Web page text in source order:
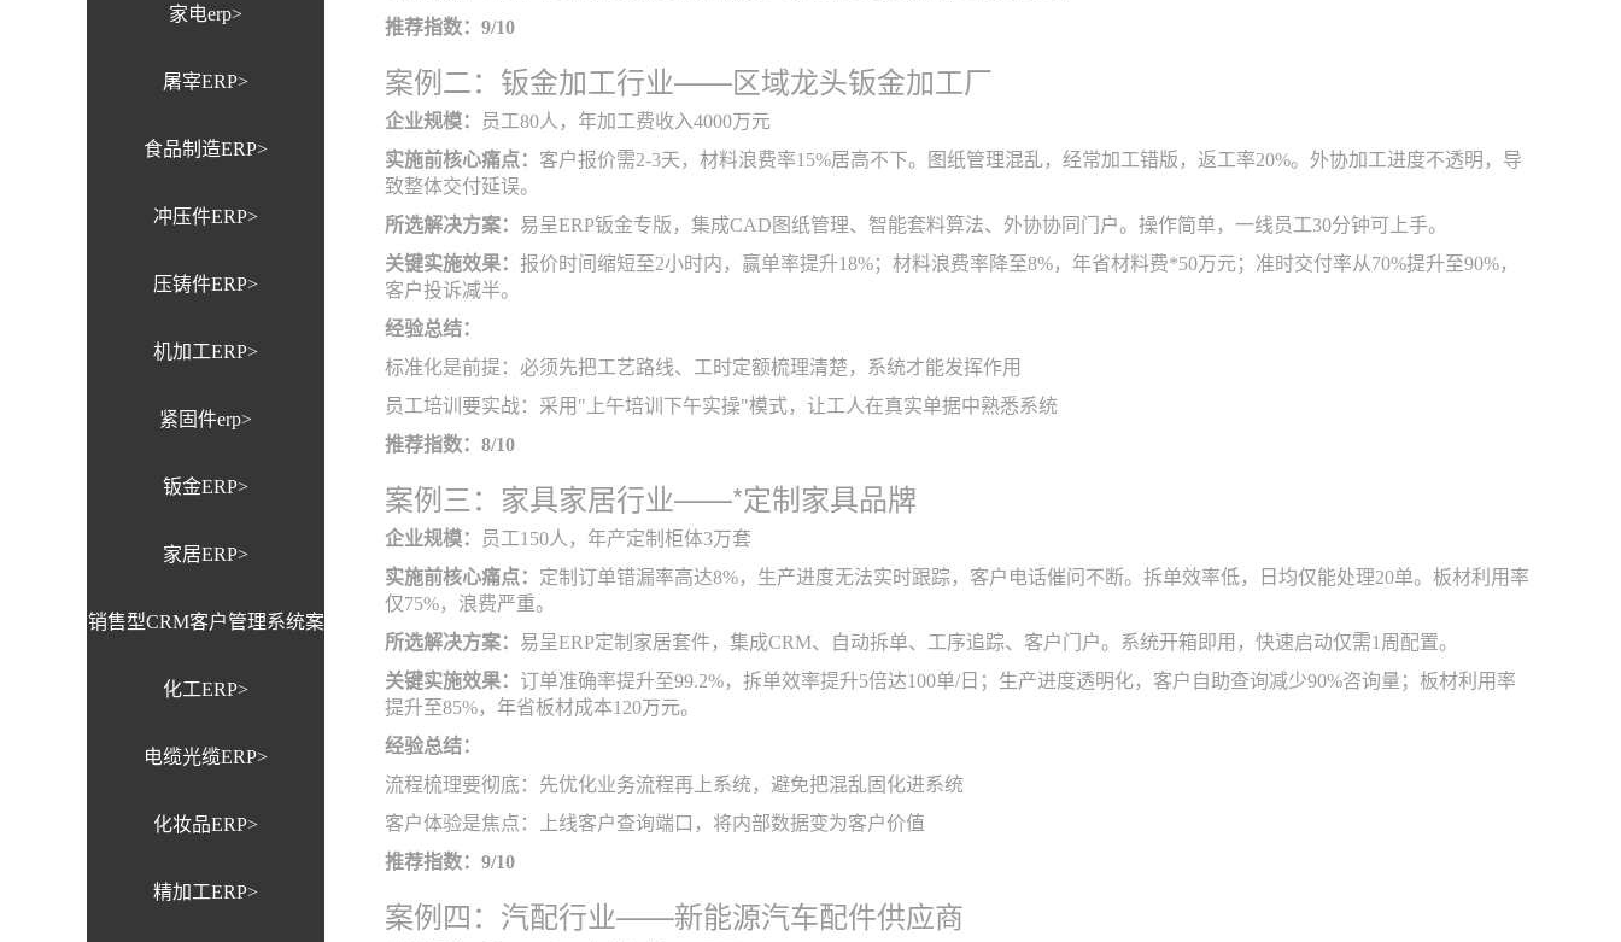
家电erp>
屠宰ERP>
食品制造ERP>
冲压件ERP>
压铸件ERP>
机加工ERP>
紧固件erp>
钣金ERP>
家居ERP>
销售型CRM客户管理系统案
例>
化工ERP>
电缆光缆ERP>
化妆品ERP>
精加工ERP>
推荐指数：9/10
案例二：钣金加工行业——区域龙头钣金加工厂
企业规模：
员工80人，年加工费收入4000万元
实施前核心痛点： 客户报价需2-3天，材料浪费率15%居高不下。图纸管理混乱，经常加工错版，返工率20%。外协加工进度不透明，导
致整体交付延误。
所选解决方案： 易呈ERP钣金专版，集成CAD图纸管理、智能套料算法、外协协同门户。操作简单，一线员工30分钟可上手。
关键实施效果： 报价时间缩短至2小时内，赢单率提升18%；材料浪费率降至8%，年省材料费*50万元；准时交付率从70%提升至90%，
客户投诉减半。
经验总结：
标准化是前提：必须先把工艺路线、工时定额梳理清楚，系统才能发挥作用
员工培训要实战：采用"上午培训下午实操"模式，让工人在真实单据中熟悉系统
推荐指数：8/10
案例三：家具家居行业——*定制家具品牌
企业规模：
员工150人，年产定制柜体3万套
实施前核心痛点： 定制订单错漏率高达8%，生产进度无法实时跟踪，客户电话催问不断。拆单效率低，日均仅能处理20单。板材利用率
仅75%，浪费严重。
所选解决方案： 易呈ERP定制家居套件，集成CRM、自动拆单、工序追踪、客户门户。系统开箱即用，快速启动仅需1周配置。
关键实施效果： 订单准确率提升至99.2%，拆单效率提升5倍达100单/日；生产进度透明化，客户自助查询减少90%咨询量；板材利用率
提升至85%，年省板材成本120万元。
经验总结：
流程梳理要彻底：先优化业务流程再上系统，避免把混乱固化进系统
客户体验是焦点：上线客户查询端口，将内部数据变为客户价值
推荐指数：9/10
案例四：汽配行业——新能源汽车配件供应商